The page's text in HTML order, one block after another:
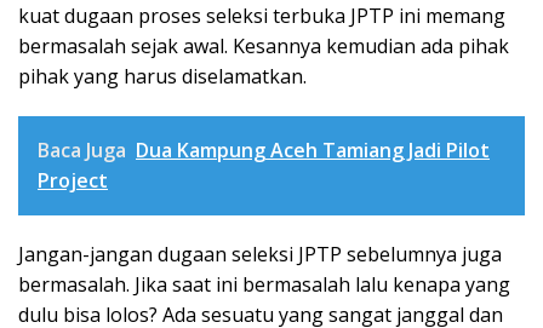
kuat dugaan proses seleksi terbuka JPTP ini memang
bermasalah sejak awal. Kesannya kemudian ada pihak
pihak yang harus diselamatkan.
Baca Juga Dua Kampung Aceh Tamiang Jadi Pilot
Project
Jangan-jangan dugaan seleksi JPTP sebelumnya juga
bermasalah. Jika saat ini bermasalah lalu kenapa yang
dulu bisa lolos? Ada sesuatu yang sangat janggal dan